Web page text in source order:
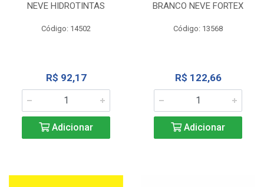
NEVE HIDROTINTAS
Código: 14502
R$ 92,17
Adicionar
BRANCO NEVE FORTEX
Código: 13568
R$ 122,66
Adicionar